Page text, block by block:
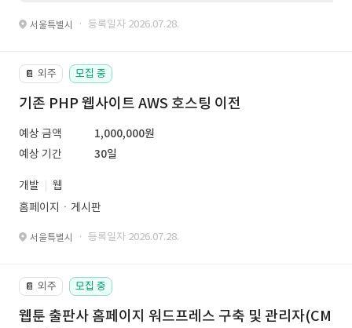
서울특별시 · 등록일자 2026.07.28.
📔 외주 모집 중
기존 PHP 웹사이트 AWS 호스팅 이전
예상 금액
1,000,000원
예상 기간
30일
개발
웹
홈페이지ㆍ게시판
서울특별시 · 등록일자 2026.07.28.
📔 외주 모집 중
웹툰 출판사 홈페이지 워드프레스 구축 및 관리자(CM